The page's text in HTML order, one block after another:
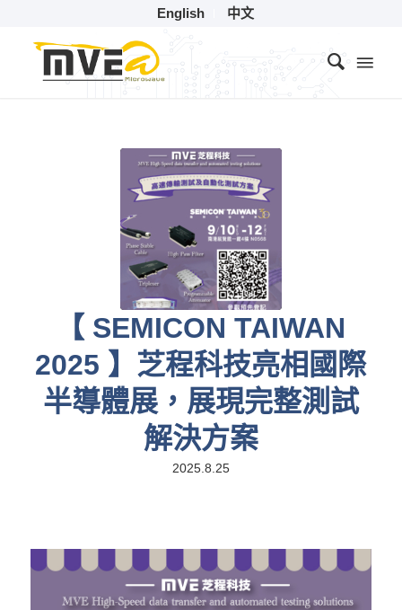
English 中文
【 SEMICON TAIWAN
2025 】芝程科技亮相國際
半導體展，展現完整測試
解決方案
2025.8.25